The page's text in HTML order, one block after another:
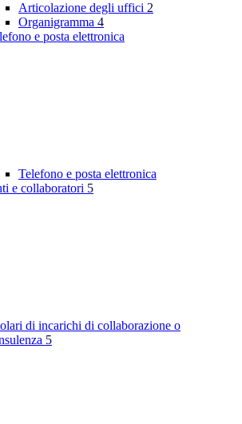
Articolazione degli uffici 2
Organigramma 4
e posta elettronica
Telefono e posta elettronica
e collaboratori 5
di incarichi di collaborazione o
5